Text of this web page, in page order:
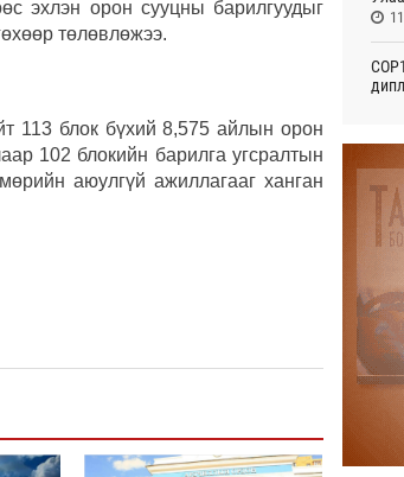
эхлэн орон сууцны барилгуудыг
төлөвлөжээ.
113 блок бүхий 8,575 айлын орон
102 блокийн барилга угсралтын
аюулгүй ажиллагааг ханган